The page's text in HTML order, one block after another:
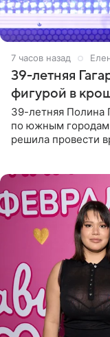
7 часов назад
39-летняя
фигурой в
39-летняя Полина
по южным городам
решила провести